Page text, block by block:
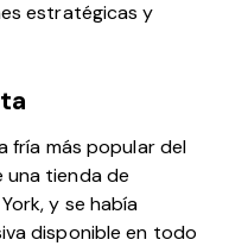
estratégicas y
fría más popular del
una tienda de
y se había
disponible en todo